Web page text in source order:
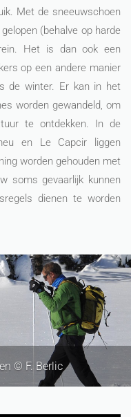
Met de sneeuwschoen
(behalve op harde
Het is dan ook een
op een andere manier
de winter. Er kan in het
worden gewandeld, om
te ontdekken. In de
en Le Capcir liggen
worden gehouden met
soms gevaarlijk kunnen
dienen te worden
© F. Berlic